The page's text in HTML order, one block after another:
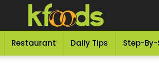
Restaurant Daily Tips Step-